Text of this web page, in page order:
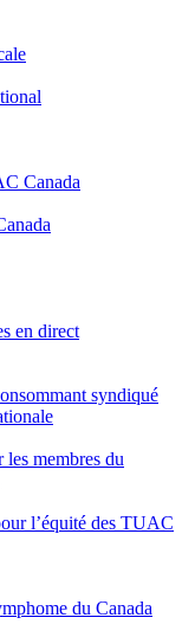
Canada
en direct
syndiqué
membres du
l’équité des TUAC
du Canada